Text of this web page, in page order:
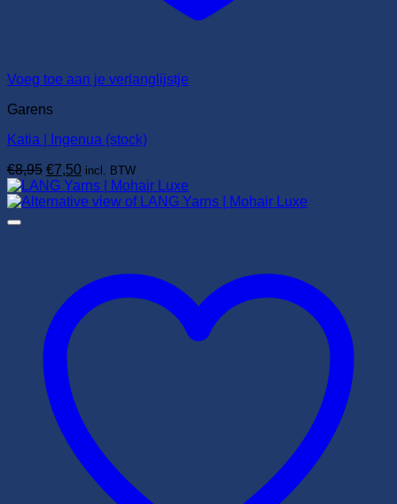
Voeg toe aan je verlanglijstje
Garens
Katia | Ingenua (stock)
€8,95 Oorspronkelijke
prijs
was:
€7,50Huidige
prijs
is:
incl. BTW